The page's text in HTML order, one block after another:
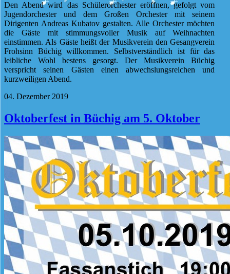
Den Abend wird das Schülerorchester eröffnen, gefolgt vom
Jugendorchester und dem Großen Orchester mit seinem
Dirigenten Andreas Kubatov gestalten. Alle Orchester möchten
die Gäste mit stimmungsvoller Musik auf Weihnachten
einstimmen. Als Gäste heißt der Musikverein den Gesangverein
Frohsinn Büchig willkommen. Selbstverständlich ist für das
leibliche Wohl bestens gesorgt. Der Musikverein Büchig
verspricht seinen Gästen einen abwechslungsreichen und
kurzweiligen Abend.
04. Dezember 2019
Oktoberfest in Büchig am 5. Oktober